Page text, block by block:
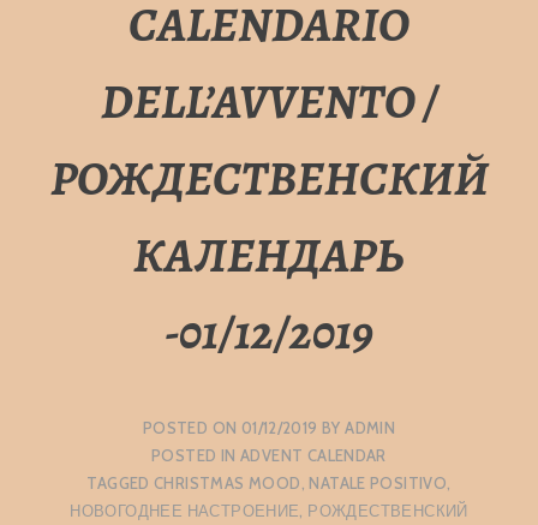
CALENDARIO
DELL’AVVENTO /
РОЖДЕСТВЕНСКИЙ
КАЛЕНДАРЬ
-01/12/2019
POSTED ON 01/12/2019 BYADMIN
POSTED INADVENT CALENDAR
TAGGED CHRISTMAS MOOD NATALE POSITIVO
НОВОГОДНЕЕ НАСТРОЕНИЕ РОЖДЕСТВЕНСКИЙ